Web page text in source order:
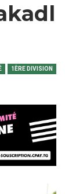
1ÈRE DIVISION